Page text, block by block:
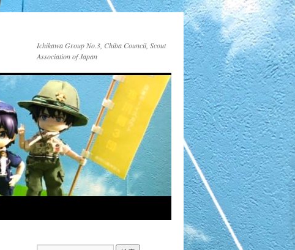
Ichikawa Group No.3, Chiba Council, Scout
Association of Japan